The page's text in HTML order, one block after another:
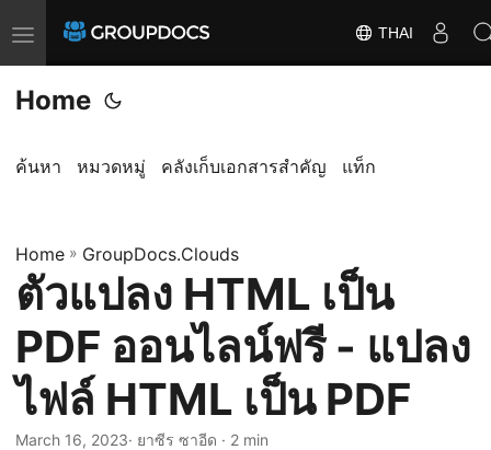
T
o
g
l
a
v
i
g
a
t
i
THAI
Home
ค้นหา หมวดหมู่ คลังเก็บเอกสารสำคัญ แท็ก
Home » GroupDocs.Clouds
ตัวแปลง HTML เป็น
PDF ออนไลน์ฟรี - แปลง
ไฟล์ HTML เป็น PDF
March 16, 2023· ยาซีร ซาอีด · 2 min